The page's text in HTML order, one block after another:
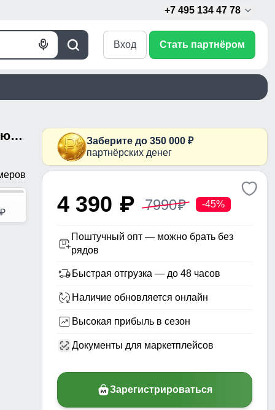
+7 495 134 47 78
Поиск
Голосовой
Вход Стать партнёром
Пальто зимнее утепленное с капюшоном женское коричневого цвета 7747K
p
Заберите до 350 000 ₽
партнёрских денег
4 390 p 7990p -45%
Поштучный опт — можно брать без
рядов
Быстрая отгрузка — до 48 часов
Наличие обновляется онлайн
Высокая прибыль в сезон
Документы для маркетплейсов
Зарегистрироваться